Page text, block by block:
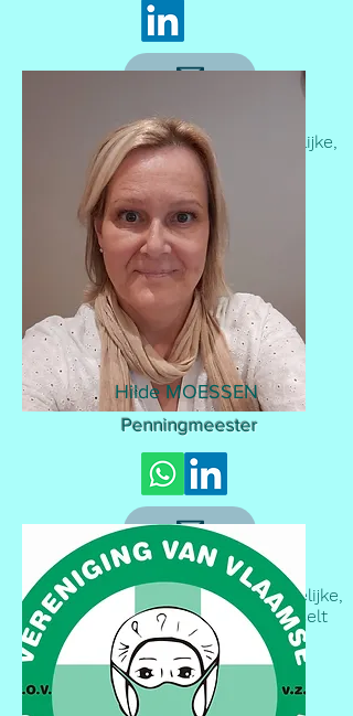
Professioneel:
Materiaalverantwoordelijke,
AZ Diest
Hilde MOESSEN
Penningmeester
Professioneel:
Opleidingsverantwoordelijke,
Jessa ziekenhuis Hasselt